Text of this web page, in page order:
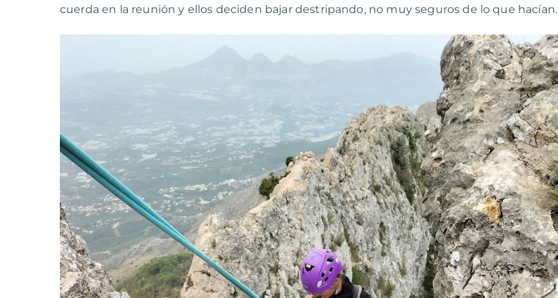
cuerda en la reunión y ellos deciden bajar destripando, no muy seguros de lo que hacían.